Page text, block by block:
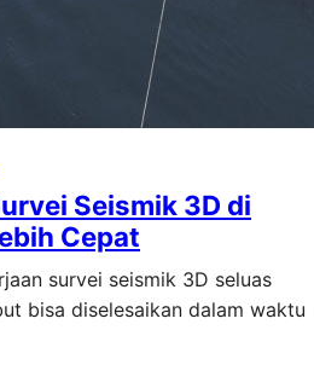
Seismik 3D di
Cepat
survei seismik 3D seluas
bisa diselesaikan dalam waktu